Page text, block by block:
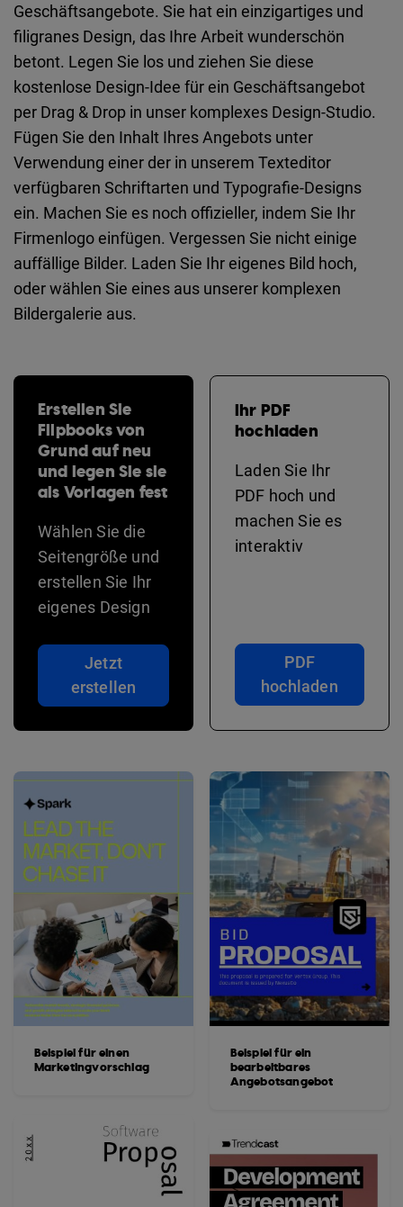
Geschäftsangebote. Sie hat ein einzigartiges und
filigranes Design, das Ihre Arbeit wunderschön
betont. Legen Sie los und ziehen Sie diese
kostenlose Design-Idee für ein Geschäftsangebot
per Drag & Drop in unser komplexes Design-Studio.
Fügen Sie den Inhalt Ihres Angebots unter
Verwendung einer der in unserem Texteditor
verfügbaren Schriftarten und Typografie-Designs
ein. Machen Sie es noch offizieller, indem Sie Ihr
Firmenlogo einfügen. Vergessen Sie nicht einige
auffällige Bilder. Laden Sie Ihr eigenes Bild hoch,
oder wählen Sie eines aus unserer komplexen
Bildergalerie aus.
Erstellen Sie
Flipbooks von
Grund auf neu
und legen Sie sie
als Vorlagen fest
Wählen Sie die
Seitengröße und
erstellen Sie Ihr
eigenes Design
Jetzt
erstellen
Ihr PDF
hochladen
Laden Sie Ihr
PDF hoch und
machen Sie es
interaktiv
PDF
hochladen
Beispiel für einen
Marketingvorschlag
Beispiel für ein
bearbeitbares
Angebotsangebot